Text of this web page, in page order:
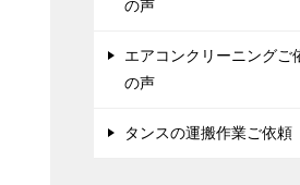
の声
エアコンクリーニング
の声
タンスの運搬作業ご依